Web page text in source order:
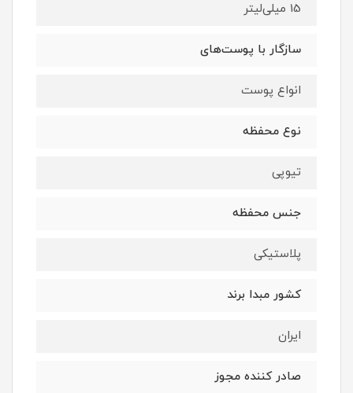
15 میلی‌لیتر
سازگار با پوست‌های
انواع پوست
نوع محفظه
تیوپی
جنس محفظه
پلاستیکی
کشور مبدا برند
ایران
صادر کننده مجوز